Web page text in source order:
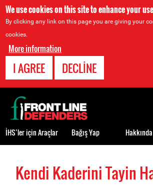
We use cookies on this site to enhance your
By clicking any link on this page you are giving your
cookies.
More information
I AGREE DECLINE
BackKendi Kaderini Tayin
Back
to
top
İHS’ler için Araçlar Bağış Yap Hakkında